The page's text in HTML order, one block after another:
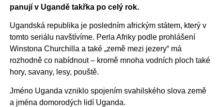
panují v Ugandě takřka po celý rok.
Ugandská republika je posledním africkým státem, který v
tomto seriálu navštívíme. Perla Afriky podle prohlášení
Winstona Churchilla a také „země mezi jezery“ má
rozhodně co nabídnout – kromě mnoha vodních ploch také
hory, savany, lesy, pouště.
Jméno Uganda vzniklo spojením svahilského slova země
a jména domorodých lidí Uganda.